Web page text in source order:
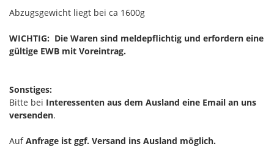
Abzugsgewicht liegt bei ca 1600g
WICHTIG: Die Waren sind meldepflichtig und erfordern eine
gültige EWB mit Voreintrag.
Sonstiges:
Bitte bei Interessenten aus dem Ausland eine Email an uns
versenden.
AufAnfrage ist ggf. Versand ins Ausland möglich.